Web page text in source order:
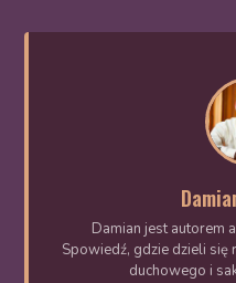
Damian jest autorem
Spowiedź, gdzie dzieli się
duchowego i